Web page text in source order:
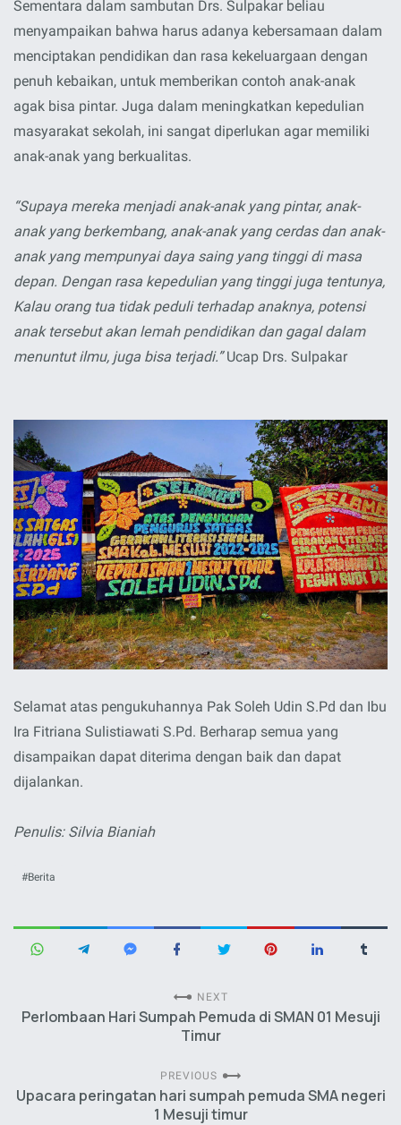
Sementara dalam sambutan Drs. Sulpakar beliau
menyampaikan bahwa harus adanya kebersamaan dalam
menciptakan pendidikan dan rasa kekeluargaan dengan
penuh kebaikan, untuk memberikan contoh anak-anak
agak bisa pintar. Juga dalam meningkatkan kepedulian
masyarakat sekolah, ini sangat diperlukan agar memiliki
anak-anak yang berkualitas.
“Supaya mereka menjadi anak-anak yang pintar, anak-
anak yang berkembang, anak-anak yang cerdas dan anak-
anak yang mempunyai daya saing yang tinggi di masa
depan. Dengan rasa kepedulian yang tinggi juga tentunya,
Kalau orang tua tidak peduli terhadap anaknya, potensi
anak tersebut akan lemah pendidikan dan gagal dalam
menuntut ilmu, juga bisa terjadi.”Ucap Drs. Sulpakar
Selamat atas pengukuhannya Pak Soleh Udin S.Pd dan Ibu
Ira Fitriana Sulistiawati S.Pd. Berharap semua yang
disampaikan dapat diterima dengan baik dan dapat
dijalankan.
Penulis: Silvia Bianiah
Berita
NEXT
Perlombaan Hari Sumpah Pemuda di SMAN 01 Mesuji
Timur
PREVIOUS
Upacara peringatan hari sumpah pemuda SMA negeri
1 Mesuji timur